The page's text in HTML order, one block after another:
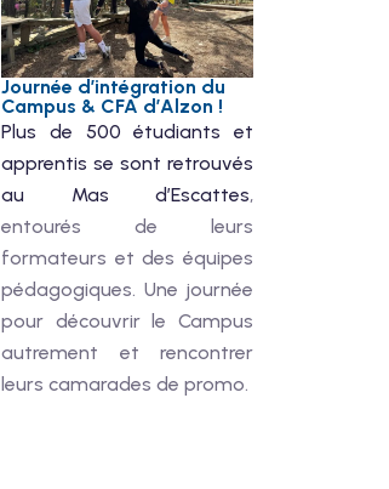
Journée d’intégration du
Campus & CFA d’Alzon !
Plus de 500 étudiants et
apprentis se sont retrouvés
au Mas d’Escattes,
entourés de leurs
formateurs et des équipes
pédagogiques. Une journée
pour découvrir le Campus
autrement et rencontrer
leurs camarades de promo.